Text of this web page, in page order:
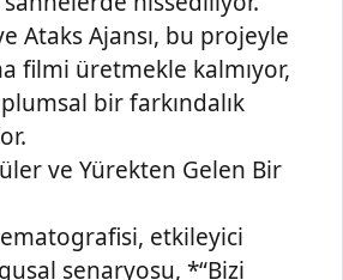
Ataks Ajansı, bu projeyle
filmi üretmekle kalmıyor,
bir farkındalık
ve Yürekten Gelen Bir
etkileyici
senaryosu, *“Bizi